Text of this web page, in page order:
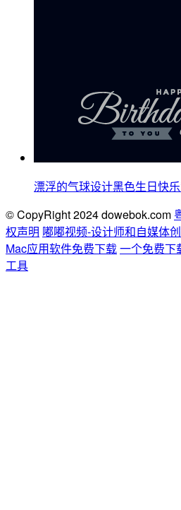
漂浮的气球设计黑色生日快
© CopyRight 2024 dowebok.com
权声明 嘟嘟视频-设计师和自媒体
Mac应用软件免费下载一个免费下
工具